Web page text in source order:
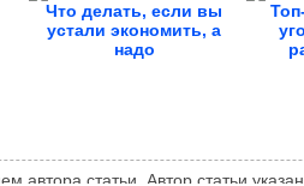
Что делать, если вы
устали экономить, а
надо
статьи. Автор статьи указан